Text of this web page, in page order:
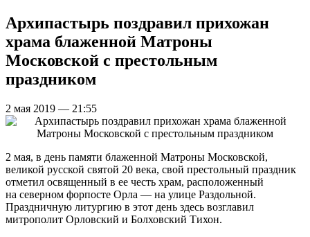
Архипастырь поздравил прихожан
храма блаженной Матроны
Московской с престольным
праздником
2 мая 2019 — 21:55
2 мая, в день памяти блаженной Матроны Московской,
великой русской святой 20 века, свой престольный праздник
отметил освященный в ее честь храм, расположенный
на северном форпосте Орла — на улице Раздольной.
Праздничную литургию в этот день здесь возглавил
митрополит Орловский и Болховский Тихон.